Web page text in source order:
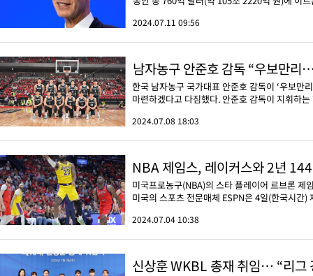
2024.07.11 09:56
남자농구 안준호 감독 “우보만
한국 남자농구 국가대표 안준호 감독이 ‘우보만
마련하겠다고 다짐했다. 안준호 감독이 지휘하
2024.07.08 18:03
NBA 제임스, 레이커스와 2년
미국프로농구(NBA)의 스타 플레이어 르브론 제
미국의 스포츠 전문매체 ESPN은 4일(한국시간
2024.07.04 10:38
신상훈 WKBL 총재 취임… “리그